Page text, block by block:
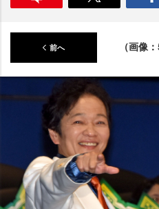
前へ （画像